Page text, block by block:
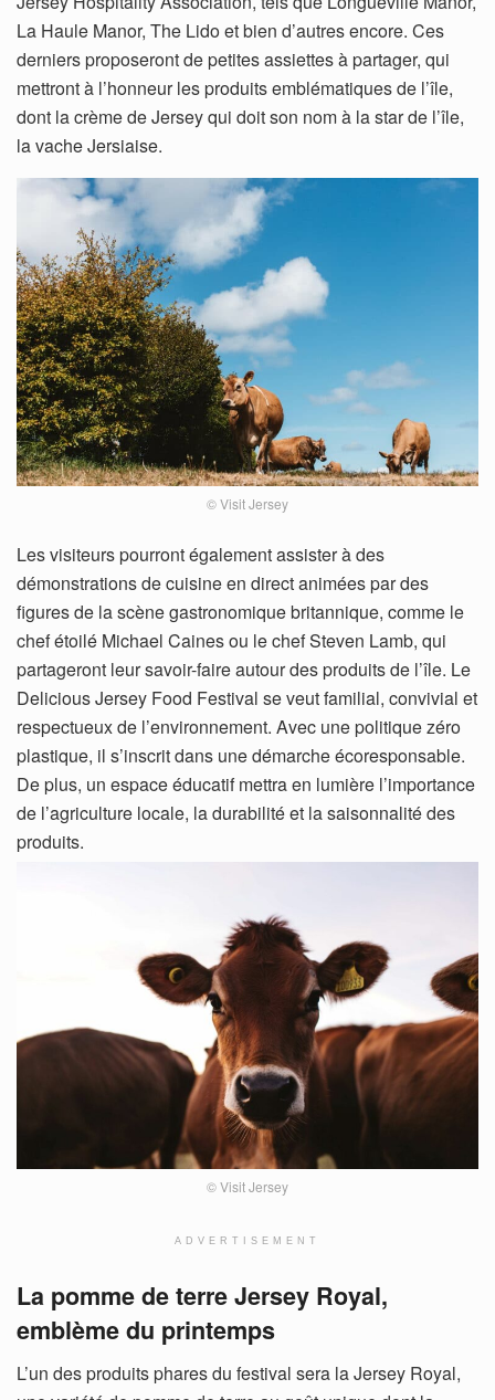
La Haule Manor, The Lido et bien d’autres encore. Ces
derniers proposeront de petites assiettes à partager, qui
mettront à l’honneur les produits emblématiques de l’île,
dont la crème de Jersey qui doit son nom à la star de l’île,
la vache Jersiaise.
© Visit Jersey
Les visiteurs pourront également assister à des
démonstrations de cuisine en direct animées par des
figures de la scène gastronomique britannique, comme le
chef étoilé Michael Caines ou le chef Steven Lamb, qui
partageront leur savoir-faire autour des produits de l’île. Le
Delicious Jersey Food Festival se veut familial, convivial et
respectueux de l’environnement. Avec une politique zéro
plastique, il s’inscrit dans une démarche écoresponsable.
De plus, un espace éducatif mettra en lumière l’importance
de l’agriculture locale, la durabilité et la saisonnalité des
produits.
© Visit Jersey
ADVERTISEMENT
La pomme de terre Jersey Royal,
emblème du printemps
L’un des produits phares du festival sera la Jersey Royal,